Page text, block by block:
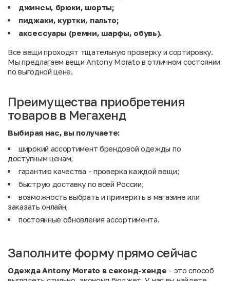
джинсы, брюки, шорты;
пиджаки, куртки, пальто;
аксессуары (ремни, шарфы, обувь).
Все вещи проходят тщательную проверку и сортировку.
Мы предлагаем вещи Antony Morato в отличном состоянии
по выгодной цене.
Преимущества приобретения
товаров в Мегахенд
Выбирая нас, вы получаете:
широкий ассортимент брендовой одежды по
доступным ценам;
гарантию качества - проверка каждой вещи;
быструю доставку по всей России;
возможность выбрать и примерить в магазине или
заказать онлайн;
постоянные обновления ассортимента.
Заполните форму прямо сейчас
Одежда Antony Morato в секонд-хенде - это способ